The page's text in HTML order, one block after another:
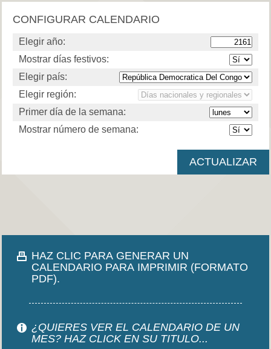
CONFIGURAR CALENDARIO
Elegir año:
Mostrar días festivos:
Elegir país:
Elegir región:
Primer día de la semana:
Mostrar número de semana:
HAZ CLIC PARA GENERAR UN
CALENDARIO PARA IMPRIMIR (FORMATO
PDF).
¿QUIERES VER EL CALENDARIO DE UN
MES? HAZ CLICK EN SU TITULO...